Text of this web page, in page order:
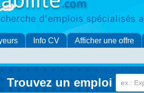
Info CV Afficher une offre
Trouvez un emploi